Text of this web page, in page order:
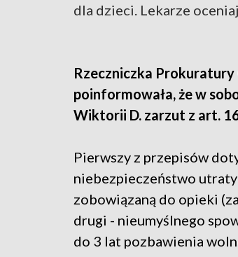
dla dzieci. Lekarze
Rzeczniczka
poinformowała, że w
Wiktorii D. zarzut z art.
Pierwszy z przepisów
niebezpieczeństwo
zobowiązaną do opieki
drugi - nieumyślnego
do 3 lat pozbawienia